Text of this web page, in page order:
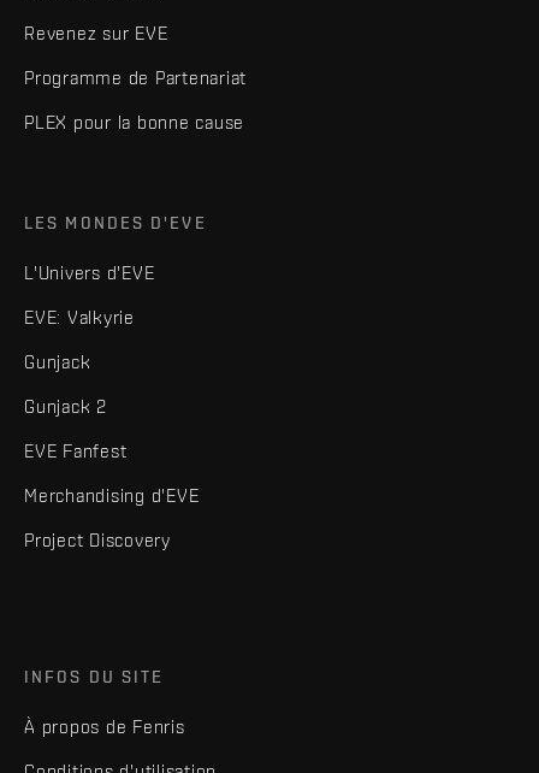
Revenez sur EVE
Programme de Partenariat
PLEX pour la bonne cause
LES MONDES D'EVE
L'Univers d'EVE
EVE: Valkyrie
Gunjack
Gunjack 2
EVE Fanfest
Merchandising d'EVE
Project Discovery
INFOS DU SITE
À propos de Fenris